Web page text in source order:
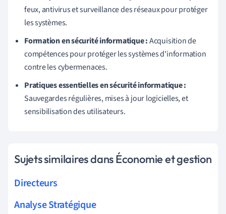
feux, antivirus et surveillance des réseaux pour protéger
les systèmes.
Formation en sécurité informatique :Acquisition de
compétences pour protéger les systèmes d'information
contre les cybermenaces.
Pratiques essentielles en sécurité informatique :
Sauvegardes régulières, mises à jour logicielles, et
sensibilisation des utilisateurs.
Sujets similaires dans Économie et gestion
Directeurs
Analyse Stratégique